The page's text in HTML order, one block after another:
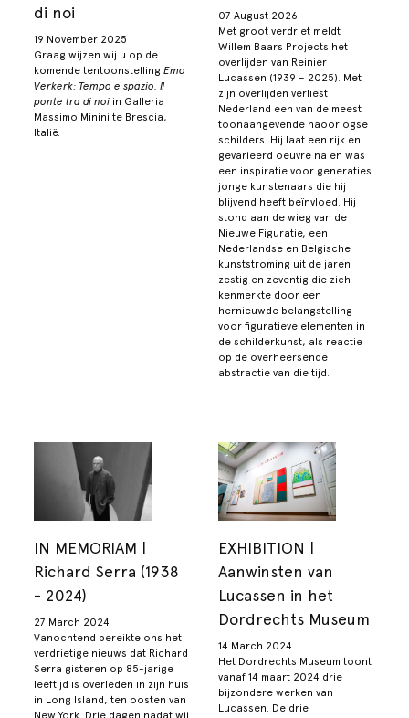
di noi
19 November 2025
Graag wijzen wij u op de
komende tentoonstellingEmo
Verkerk: Tempo e spazio. Il
ponte tra di noi in Galleria
Massimo Minini te Brescia,
Italië.
07 August 2026
Met groot verdriet meldt
Willem Baars Projects het
overlijden van Reinier
Lucassen (1939 – 2025). Met
zijn overlijden verliest
Nederland een van de meest
toonaangevende naoorlogse
schilders. Hij laat een rijk en
gevarieerd oeuvre na en was
een inspiratie voor generaties
jonge kunstenaars die hij
blijvend heeft beïnvloed. Hij
stond aan de wieg van de
Nieuwe Figuratie, een
Nederlandse en Belgische
kunststroming uit de jaren
zestig en zeventig die zich
kenmerkte door een
hernieuwde belangstelling
voor figuratieve elementen in
de schilderkunst, als reactie
op de overheersende
abstractie van die tijd.
IN MEMORIAM |
Richard Serra (1938
- 2024)
27 March 2024
Vanochtend bereikte ons het
verdrietige nieuws dat Richard
Serra gisteren op 85-jarige
leeftijd is overleden in zijn huis
in Long Island, ten oosten van
New York. Drie dagen nadat wij
EXHIBITION |
Aanwinsten van
Lucassen in het
Dordrechts Museum
14 March 2024
Het Dordrechts Museum toont
vanaf 14 maart 2024 drie
bijzondere werken van
Lucassen. De drie